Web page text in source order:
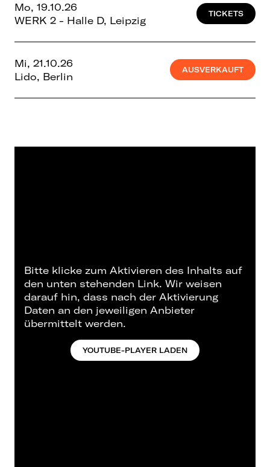
Mo, 19.10.26
WERK 2 - Halle D, Leipzig
TICKETS
Mi, 21.10.26
Lido, Berlin
AUSVERKAUFT
Bitte klicke zum Aktivieren des Inhalts auf
den unten stehenden Link. Wir weisen
darauf hin, dass nach der Aktivierung
Daten an den jeweiligen Anbieter
übermittelt werden.
YOUTUBE-PLAYER LADEN